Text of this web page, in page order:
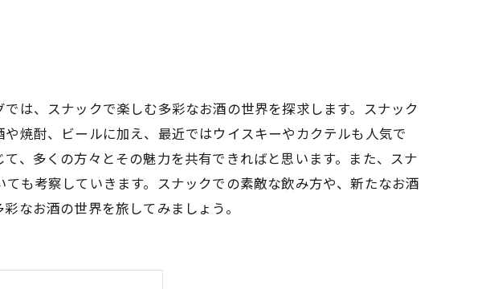
は、スナックで楽しむ多彩なお酒の世界を探求します。スナック
焼酎、ビールに加え、最近ではウイスキーやカクテルも人気で
、多くの方々とその魅力を共有できればと思います。また、スナ
も考察していきます。スナックでの素敵な飲み方や、新たなお酒
なお酒の世界を旅してみましょう。